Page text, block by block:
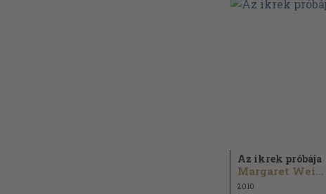
Az ikrek próbája
Margaret Weis...
2010